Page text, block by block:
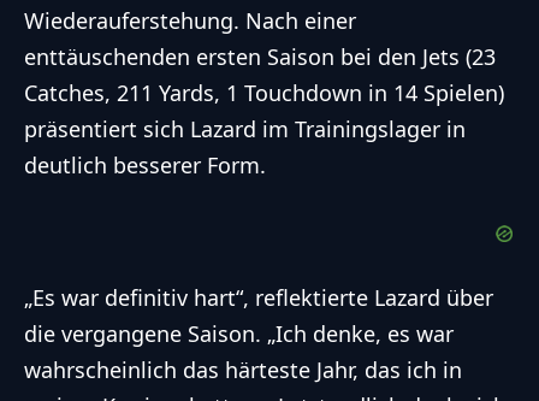
Wiederauferstehung. Nach einer
enttäuschenden ersten Saison bei den Jets (23
Catches, 211 Yards, 1 Touchdown in 14 Spielen)
präsentiert sich Lazard im Trainingslager in
deutlich besserer Form.
„Es war definitiv hart“, reflektierte Lazard über
die vergangene Saison. „Ich denke, es war
wahrscheinlich das härteste Jahr, das ich in